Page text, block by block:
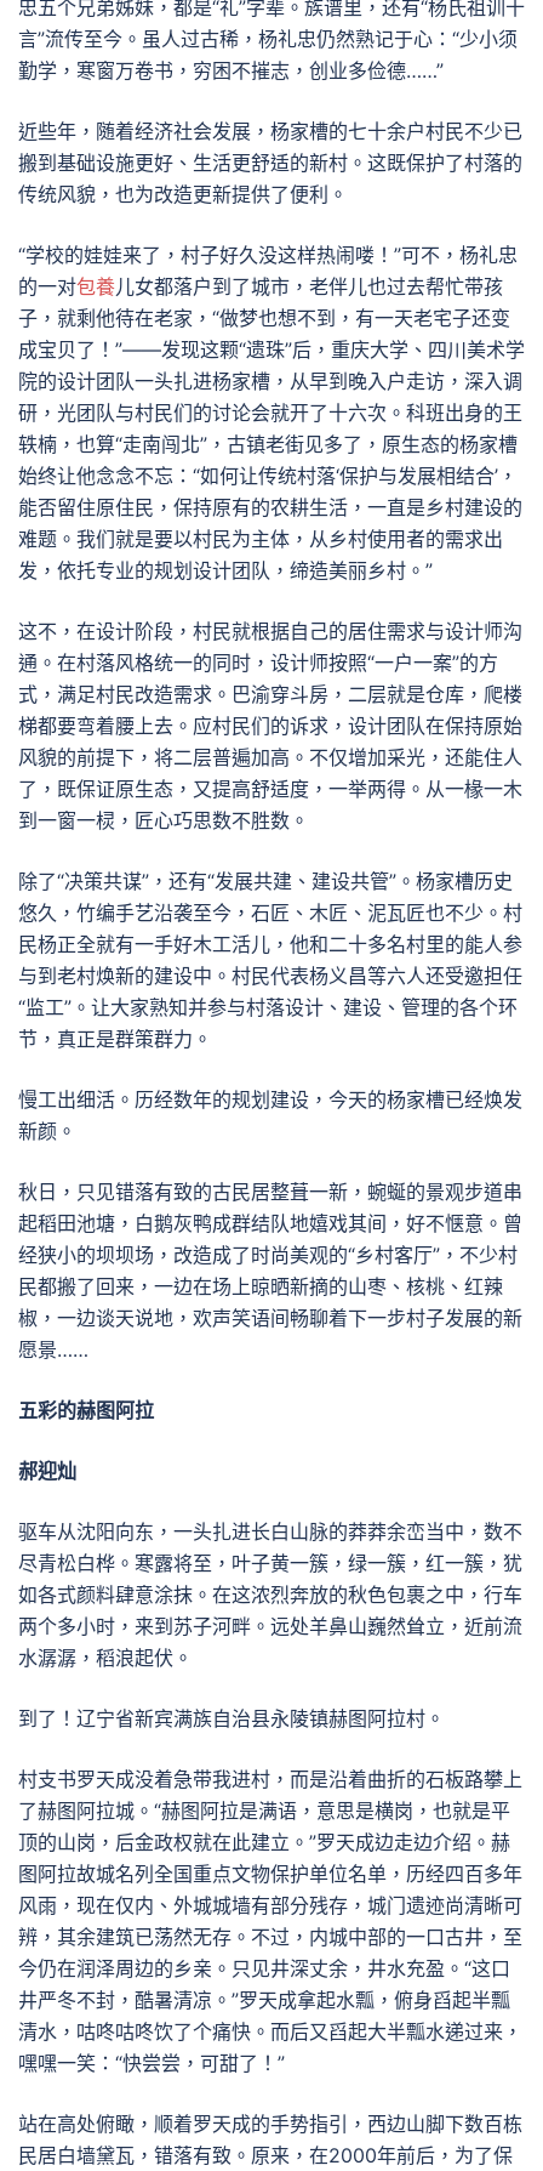
忠五个兄弟姊妹，都是“礼”字辈。族谱里，还有“杨氏祖训十
言”流传至今。虽人过古稀，杨礼忠仍然熟记于心：“少小须
勤学，寒窗万卷书，穷困不摧志，创业多俭德……”
近些年，随着经济社会发展，杨家槽的七十余户村民不少已
搬到基础设施更好、生活更舒适的新村。这既保护了村落的
传统风貌，也为改造更新提供了便利。
“学校的娃娃来了，村子好久没这样热闹喽！”可不，杨礼忠
的一对包養儿女都落户到了城市，老伴儿也过去帮忙带孩
子，就剩他待在老家，“做梦也想不到，有一天老宅子还变
成宝贝了！”——发现这颗“遗珠”后，重庆大学、四川美术学
院的设计团队一头扎进杨家槽，从早到晚入户走访，深入调
研，光团队与村民们的讨论会就开了十六次。科班出身的王
轶楠，也算“走南闯北”，古镇老街见多了，原生态的杨家槽
始终让他念念不忘：“如何让传统村落‘保护与发展相结合’，
能否留住原住民，保持原有的农耕生活，一直是乡村建设的
难题。我们就是要以村民为主体，从乡村使用者的需求出
发，依托专业的规划设计团队，缔造美丽乡村。”
这不，在设计阶段，村民就根据自己的居住需求与设计师沟
通。在村落风格统一的同时，设计师按照“一户一案”的方
式，满足村民改造需求。巴渝穿斗房，二层就是仓库，爬楼
梯都要弯着腰上去。应村民们的诉求，设计团队在保持原始
风貌的前提下，将二层普遍加高。不仅增加采光，还能住人
了，既保证原生态，又提高舒适度，一举两得。从一椽一木
到一窗一棂，匠心巧思数不胜数。
除了“决策共谋”，还有“发展共建、建设共管”。杨家槽历史
悠久，竹编手艺沿袭至今，石匠、木匠、泥瓦匠也不少。村
民杨正全就有一手好木工活儿，他和二十多名村里的能人参
与到老村焕新的建设中。村民代表杨义昌等六人还受邀担任
“监工”。让大家熟知并参与村落设计、建设、管理的各个环
节，真正是群策群力。
慢工出细活。历经数年的规划建设，今天的杨家槽已经焕发
新颜。
秋日，只见错落有致的古民居整葺一新，蜿蜒的景观步道串
起稻田池塘，白鹅灰鸭成群结队地嬉戏其间，好不惬意。曾
经狭小的坝坝场，改造成了时尚美观的“乡村客厅”，不少村
民都搬了回来，一边在场上晾晒新摘的山枣、核桃、红辣
椒，一边谈天说地，欢声笑语间畅聊着下一步村子发展的新
愿景……
五彩的赫图阿拉
郝迎灿
驱车从沈阳向东，一头扎进长白山脉的莽莽余峦当中，数不
尽青松白桦。寒露将至，叶子黄一簇，绿一簇，红一簇，犹
如各式颜料肆意涂抹。在这浓烈奔放的秋色包裹之中，行车
两个多小时，来到苏子河畔。远处羊鼻山巍然耸立，近前流
水潺潺，稻浪起伏。
到了！辽宁省新宾满族自治县永陵镇赫图阿拉村。
村支书罗天成没着急带我进村，而是沿着曲折的石板路攀上
了赫图阿拉城。“赫图阿拉是满语，意思是横岗，也就是平
顶的山岗，后金政权就在此建立。”罗天成边走边介绍。赫
图阿拉故城名列全国重点文物保护单位名单，历经四百多年
风雨，现在仅内、外城城墙有部分残存，城门遗迹尚清晰可
辨，其余建筑已荡然无存。不过，内城中部的一口古井，至
今仍在润泽周边的乡亲。只见井深丈余，井水充盈。“这口
井严冬不封，酷暑清凉。”罗天成拿起水瓢，俯身舀起半瓢
清水，咕咚咕咚饮了个痛快。而后又舀起大半瓢水递过来，
嘿嘿一笑：“快尝尝，可甜了！”
站在高处俯瞰，顺着罗天成的手势指引，西边山脚下数百栋
民居白墙黛瓦，错落有致。原来，在2000年前后，为了保